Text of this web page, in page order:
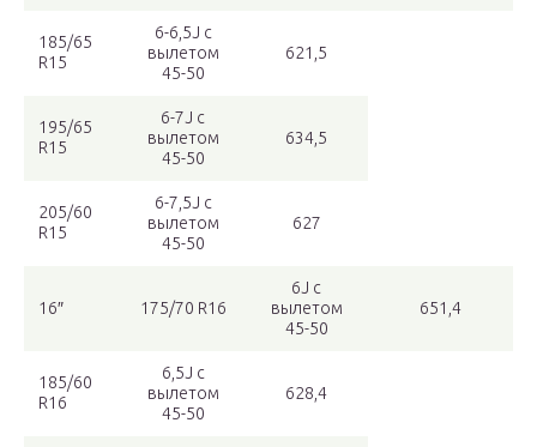
185/65
R15
6-6,5J с
вылетом
45-50
621,5
195/65
R15
6-7J с
вылетом
45-50
634,5
205/60
R15
6-7,5J с
вылетом
45-50
627
16″ 175/70 R16
6J с
вылетом
45-50
651,4
185/60
R16
6,5J с
вылетом
45-50
628,4